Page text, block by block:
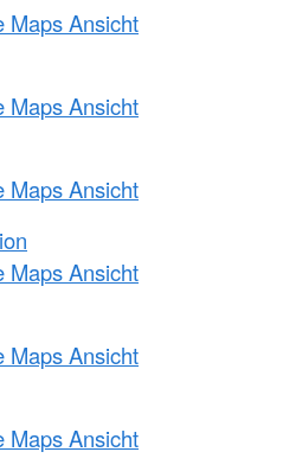
Maps Ansicht
Maps Ansicht
Maps Ansicht
Maps Ansicht
Maps Ansicht
Maps Ansicht